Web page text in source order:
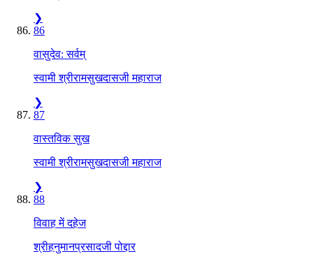
❯
86
वासुदेव: सर्वम्
स्वामी श्रीरामसुखदासजी महाराज
❯
87
वास्तविक सुख
स्वामी श्रीरामसुखदासजी महाराज
❯
88
विवाह में दहेज
श्रीहनुमानप्रसादजी पोद्दार